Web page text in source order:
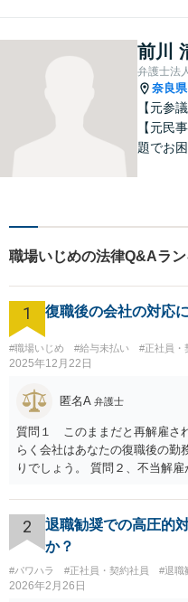
前川
弁護士法
奈良県|
【元参
【元民
題でお
たら、
職場いじめの法律Q&Aラ
1 復職後の会社の対応
#職場いじめ #給与未払い #正社員・
2025年12月22日
匿名A 弁護士
質問１ このままだと再解雇さ
らく会社はあなたの復職後の勤
りでしょう。 質問２、不当解
をすることができるので、注意
ょう。ただ、その内容が注意
ト」になっていれば、訴える
賠償請求訴訟）。ただし、賠償
の際弁護士に依頼しているので
生に早めに相談しておくことを
2
退職勧奨での高圧的
か？
#パワハラ #正社員・契約社員 #退職
2026年2月26日